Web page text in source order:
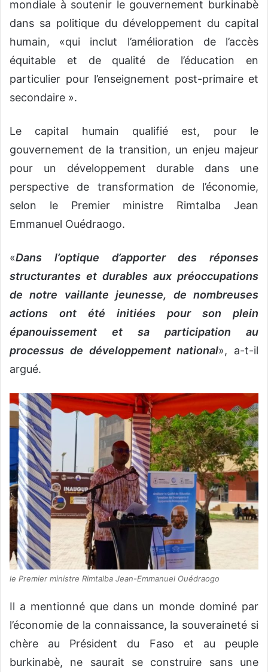
mondiale à soutenir le gouvernement burkinabè
dans sa politique du développement du capital
humain, «qui inclut l’amélioration de l’accès
équitable et de qualité de l’éducation en
particulier pour l’enseignement post-primaire et
secondaire ».
Le capital humain qualifié est, pour le
gouvernement de la transition, un enjeu majeur
pour un développement durable dans une
perspective de transformation de l’économie,
selon le Premier ministre Rimtalba Jean
Emmanuel Ouédraogo.
«Dans l’optique d’apporter des réponses
structurantes et durables aux préoccupations
de notre vaillante jeunesse, de nombreuses
actions ont été initiées pour son plein
épanouissement et sa participation au
processus de développement national», a-t-il
argué.
le Premier ministre Rimtalba Jean-Emmanuel Ouédraogo
Il a mentionné que dans un monde dominé par
l’économie de la connaissance, la souveraineté si
chère au Président du Faso et au peuple
burkinabè, ne saurait se construire sans une